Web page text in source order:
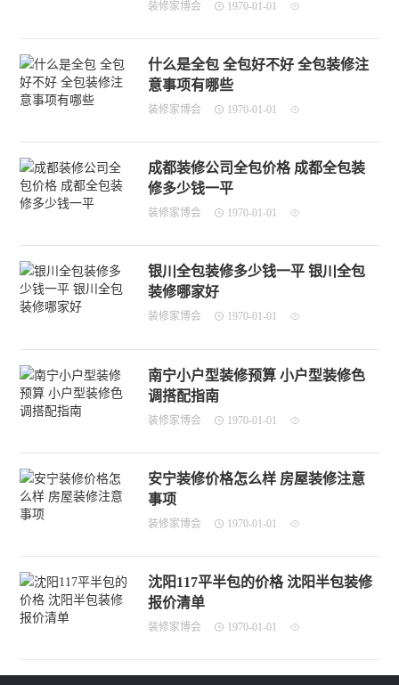
装修家博会 1970-01-01
什么是全包 全包好不好 全包装修注
意事项有哪些
装修家博会 1970-01-01
成都装修公司全包价格 成都全包装
修多少钱一平
装修家博会 1970-01-01
银川全包装修多少钱一平 银川全包
装修哪家好
装修家博会 1970-01-01
南宁小户型装修预算 小户型装修色
调搭配指南
装修家博会 1970-01-01
安宁装修价格怎么样 房屋装修注意
事项
装修家博会 1970-01-01
沈阳117平半包的价格 沈阳半包装修
报价清单
装修家博会 1970-01-01